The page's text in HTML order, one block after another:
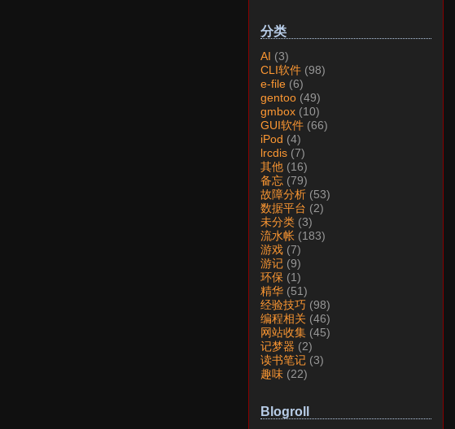
分类
AI (3)
CLI软件 (98)
e-file (6)
gentoo (49)
gmbox (10)
GUI软件 (66)
iPod (4)
lrcdis (7)
其他 (16)
备忘 (79)
故障分析 (53)
数据平台 (2)
未分类 (3)
流水帐 (183)
游戏 (7)
游记 (9)
环保 (1)
精华 (51)
经验技巧 (98)
编程相关 (46)
网站收集 (45)
记梦器 (2)
读书笔记 (3)
趣味 (22)
Blogroll